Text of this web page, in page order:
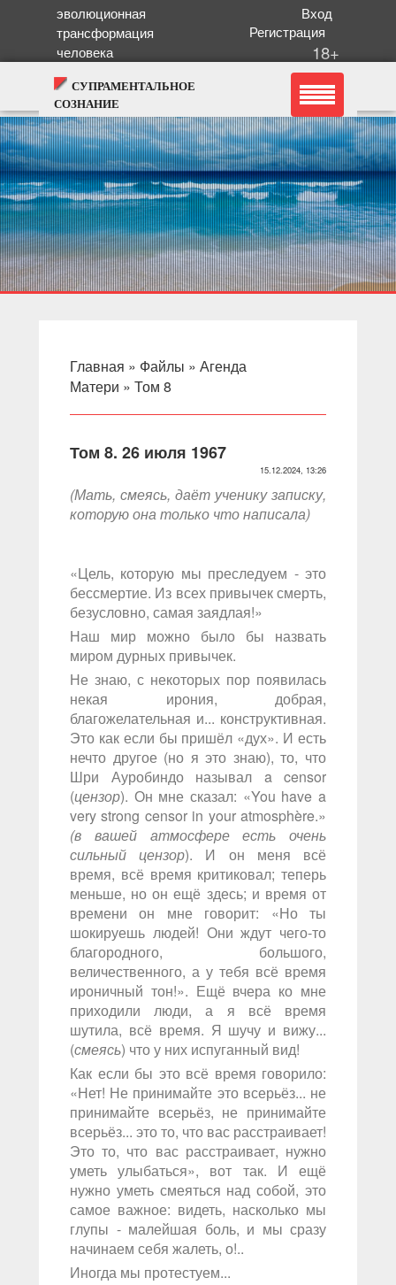
эволюционная
трансформация
человека
Вход
Регистрация
18+
СУПРАМЕНТАЛЬНОЕ
СОЗНАНИЕ
Главная » Файлы » Агенда
Матери » Том 8
Том 8. 26 июля 1967
15.12.2024, 13:26
(Мать, смеясь, даёт ученику записку,
которую она только что написала)
«Цель, которую мы преследуем - это
бессмертие. Из всех привычек смерть,
безусловно, самая заядлая!»
Наш мир можно было бы назвать
миром дурных привычек.
Не знаю, с некоторых пор появилась
некая ирония, добрая,
благожелательная и... конструктивная.
Это как если бы пришёл «дух». И есть
нечто другое (но я это знаю), то, что
Шри Ауробиндо называл a censor
(цензор). Он мне сказал: «You have a
very strong censor in your atmosphère.»
(в вашей атмосфере есть очень
сильный цензор). И он меня всё
время, всё время критиковал; теперь
меньше, но он ещё здесь; и время от
времени он мне говорит: «Но ты
шокируешь людей! Они ждут чего-то
благородного, большого,
величественного, а у тебя всё время
ироничный тон!». Ещё вчера ко мне
приходили люди, а я всё время
шутила, всё время. Я шучу и вижу...
(смеясь) что у них испуганный вид!
Как если бы это всё время говорило:
«Нет! Не принимайте это всерьёз... не
принимайте всерьёз, не принимайте
всерьёз... это то, что вас расстраивает!
Это то, что вас расстраивает, нужно
уметь улыбаться», вот так. И ещё
нужно уметь смеяться над собой, это
самое важное: видеть, насколько мы
глупы - малейшая боль, и мы сразу
начинаем себя жалеть, о!..
Иногда мы протестуем...